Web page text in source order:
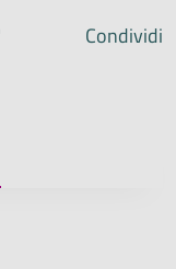
Condividi